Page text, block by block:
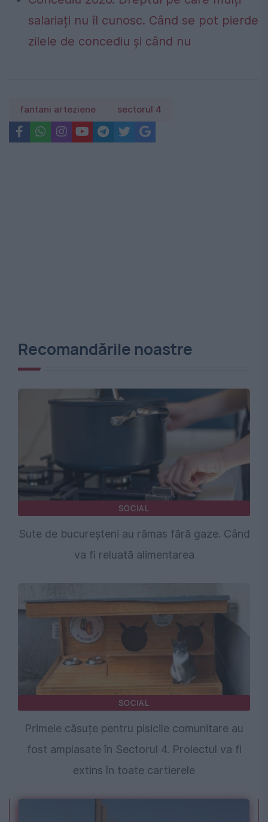
salariați nu îl cunosc. Când se pot pierde
zilele de concediu și când nu
fantani arteziene sectorul 4
Recomandările noastre
SOCIAL
Sute de bucureșteni au rămas fără gaze. Când
va fi reluată alimentarea
SOCIAL
Primele căsuțe pentru pisicile comunitare au
fost amplasate în Sectorul 4. Proiectul va fi
extins în toate cartierele